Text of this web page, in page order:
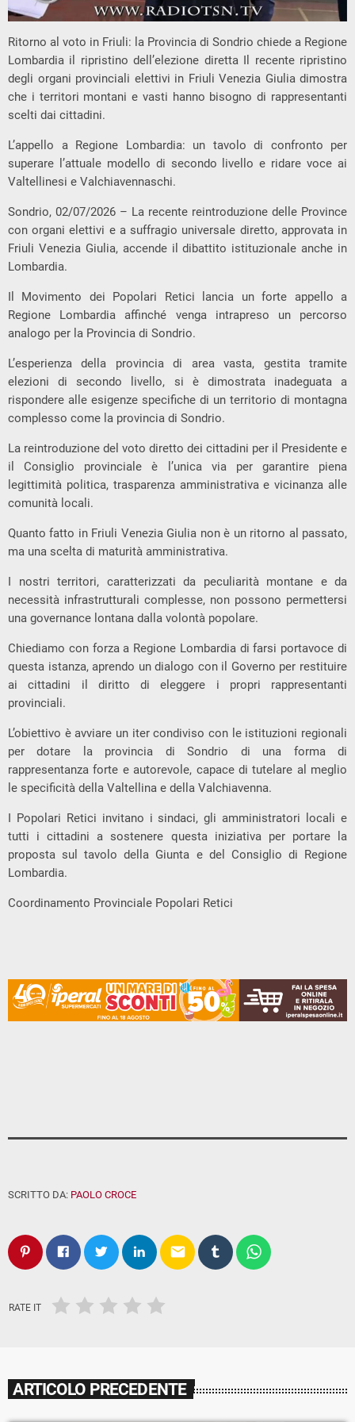
Ritorno al voto in Friuli: la Provincia di Sondrio chiede a Regione
Lombardia il ripristino dell’elezione diretta Il recente ripristino
degli organi provinciali elettivi in Friuli Venezia Giulia dimostra
che i territori montani e vasti hanno bisogno di rappresentanti
scelti dai cittadini.
L’appello a Regione Lombardia: un tavolo di confronto per
superare l’attuale modello di secondo livello e ridare voce ai
Valtellinesi e Valchiavennaschi.
Sondrio, 02/07/2026 – La recente reintroduzione delle Province
con organi elettivi e a suffragio universale diretto, approvata in
Friuli Venezia Giulia, accende il dibattito istituzionale anche in
Lombardia.
Il Movimento dei Popolari Retici lancia un forte appello a
Regione Lombardia affinché venga intrapreso un percorso
analogo per la Provincia di Sondrio.
L’esperienza della provincia di area vasta, gestita tramite
elezioni di secondo livello, si è dimostrata inadeguata a
rispondere alle esigenze specifiche di un territorio di montagna
complesso come la provincia di Sondrio.
La reintroduzione del voto diretto dei cittadini per il Presidente e
il Consiglio provinciale è l’unica via per garantire piena
legittimità politica, trasparenza amministrativa e vicinanza alle
comunità locali.
Quanto fatto in Friuli Venezia Giulia non è un ritorno al passato,
ma una scelta di maturità amministrativa.
I nostri territori, caratterizzati da peculiarità montane e da
necessità infrastrutturali complesse, non possono permettersi
una governance lontana dalla volontà popolare.
Chiediamo con forza a Regione Lombardia di farsi portavoce di
questa istanza, aprendo un dialogo con il Governo per restituire
ai cittadini il diritto di eleggere i propri rappresentanti
provinciali.
L’obiettivo è avviare un iter condiviso con le istituzioni regionali
per dotare la provincia di Sondrio di una forma di
rappresentanza forte e autorevole, capace di tutelare al meglio
le specificità della Valtellina e della Valchiavenna.
I Popolari Retici invitano i sindaci, gli amministratori locali e
tutti i cittadini a sostenere questa iniziativa per portare la
proposta sul tavolo della Giunta e del Consiglio di Regione
Lombardia.
Coordinamento Provinciale Popolari Retici
SCRITTO DA: PAOLO CROCE
email
RATE IT
ARTICOLO PRECEDENTE